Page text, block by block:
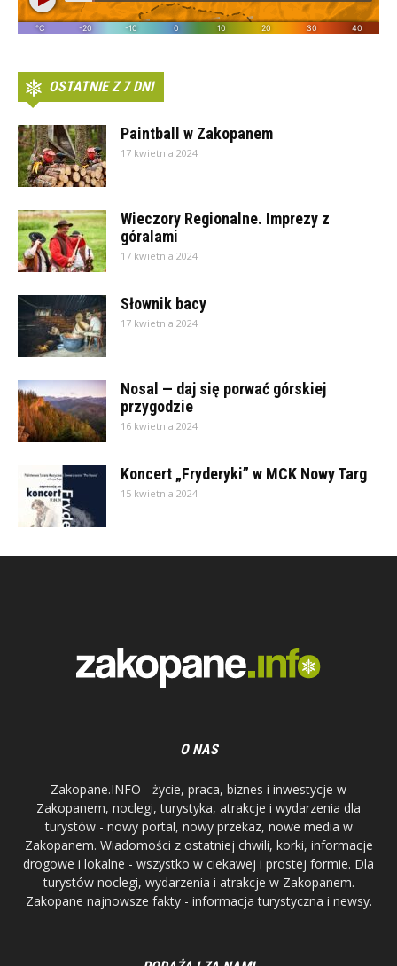
OSTATNIE Z 7 DNI
Paintball w Zakopanem
17 kwietnia 2024
Wieczory Regionalne. Imprezy z
góralami
17 kwietnia 2024
Słownik bacy
17 kwietnia 2024
Nosal — daj się porwać górskiej
przygodzie
16 kwietnia 2024
Koncert „Fryderyki” w MCK Nowy Targ
15 kwietnia 2024
O NAS
Zakopane.INFO - życie, praca, biznes i inwestycje w
Zakopanem, noclegi, turystyka, atrakcje i wydarzenia dla
turystów - nowy portal, nowy przekaz, nowe media w
Zakopanem. Wiadomości z ostatniej chwili, korki, informacje
drogowe i lokalne - wszystko w ciekawej i prostej formie. Dla
turystów noclegi, wydarzenia i atrakcje w Zakopanem.
Zakopane najnowsze fakty - informacja turystyczna i newsy.